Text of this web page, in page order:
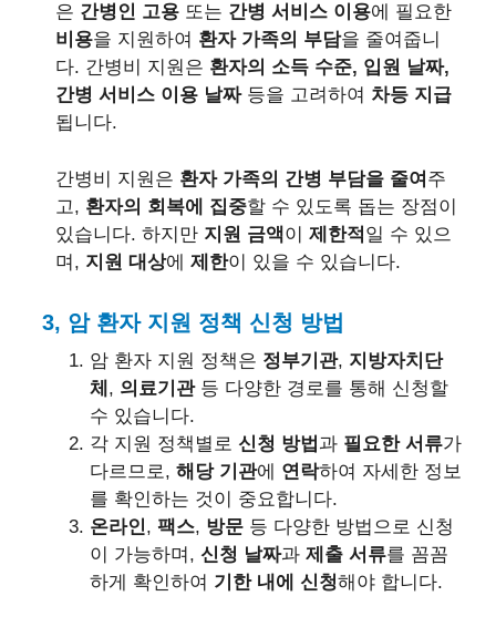
은 간병인 고용 또는 간병 서비스 이용에 필요한
비용을 지원하여 환자 가족의 부담을 줄여줍니
다. 간병비 지원은 환자의 소득 수준, 입원 날짜,
간병 서비스 이용 날짜등을 고려하여 차등 지급
됩니다.
간병비 지원은 환자 가족의 간병 부담을 줄여 주
고, 환자의 회복에 집중할 수 있도록 돕는 장점이
있습니다. 하지만 지원 금액이 제한적 일 수 있으
며, 지원 대상에 제한이 있을 수 있습니다.
3, 암 환자 지원 정책 신청 방법
암 환자 지원 정책은 정부기관, 지방자치단
체 , 의료기관등 다양한 경로를 통해 신청할
수 있습니다.
각 지원 정책별로 신청 방법 과 필요한 서류가
다르므로, 해당 기관에 연락하여 자세한 정보
를 확인하는 것이 중요합니다.
온라인, 팩스, 방문 등 다양한 방법으로 신청
이 가능하며, 신청 날짜과 제출 서류를 꼼꼼
하게 확인하여 기한 내에 신청해야 합니다.